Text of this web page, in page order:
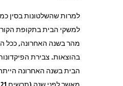
למרות שהשלטונות בסין
למשקי הבית בתקופת
מהר בשנה האחרונה, ככל
בהוצאות. צבירת